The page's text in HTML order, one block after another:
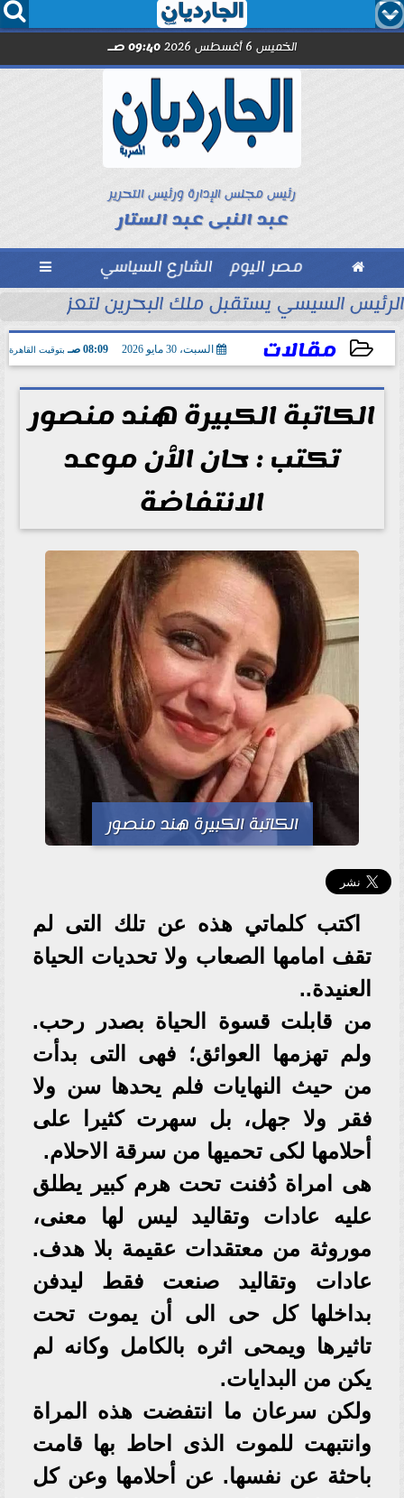
  
الخميس 6 أغسطس 2026 09:40 صـ
رئيس مجلس الإدارة ورئيس التحرير
عبد النبى عبد الستار
 مصر اليوم الشارع السياسي 
السكندري فى الأسبوع الأول
الرئيس السيسي يستقبل ملك البحرين لتعزيز
مقالات السبت، 30 مايو 2026 08:09 صـ بتوقيت القاهرة
2026-05-30 08:09:52
الكاتبة الكبيرة هند منصور
تكتب : حان الٱن موعد
الانتفاضة
الكاتبة الكبيرة هند منصور
اكتب كلماتي هذه عن تلك التى لم
تقف امامها الصعاب ولا تحديات الحياة
العنيدة..
من قابلت قسوة الحياة بصدر رحب.
ولم تهزمها العوائق؛ فهى التى بدأت
من حيث النهايات فلم يحدها سن ولا
فقر ولا جهل، بل سهرت كثيرا على
أحلامها لكى تحميها من سرقة الاحلام.
هى امراة دُفنت تحت هرم كبير يطلق
عليه عادات وتقاليد ليس لها معنى،
موروثة من معتقدات عقيمة بلا هدف.
عادات وتقاليد صنعت فقط ليدفن
بداخلها كل حى الى أن يموت تحت
تاثيرها ويمحى اثره بالكامل وكانه لم
يكن من البدايات.
ولكن سرعان ما انتفضت هذه المراة
وانتبهت للموت الذى احاط بها قامت
باحثة عن نفسها. عن أحلامها وعن كل